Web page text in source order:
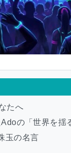
たへ
の「世界を揺
玉の名言